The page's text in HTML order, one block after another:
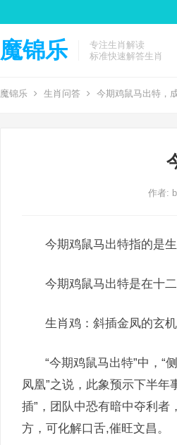
魔锦乐
专注生肖解读
标准快速解答生肖
魔锦乐 生肖问答 今期鸡鼠马出特，
作者:
今期鸡鼠马出特指的是
今期鸡鼠马出特是在十
生肖鸡：斜插金凤的玄机
“今期鸡鼠马出特”中，“
凤凰”之说，此象预示下半年
插”，团队中恐有暗中夺利
方，可化解口舌,催旺文昌。